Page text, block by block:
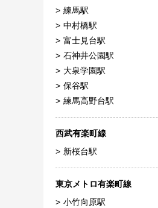
練馬駅
中村橋駅
富士見台駅
石神井公園駅
大泉学園駅
保谷駅
練馬高野台駅
西武有楽町線
新桜台駅
東京メトロ有楽町線
小竹向原駅